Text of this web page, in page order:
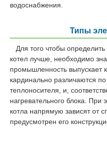
водоснабжения.
Типы
Для того чтобы определить
котел лучше, необходимо
промышленность выпускает
кардинально различаются
теплоносителя, и,
нагревательного блока. При
котла напрямую зависят от
предусмотрен его